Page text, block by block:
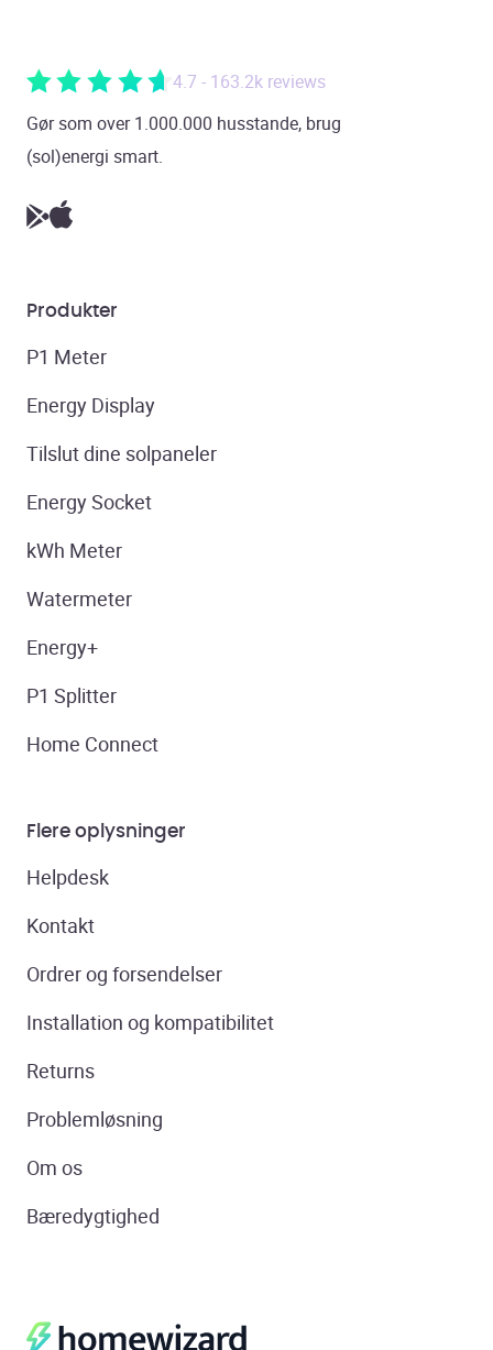
4.7 - 163.2k reviews
Gør som over 1.000.000 husstande, brug
(sol)energi smart.
Produkter
P1 Meter
Energy Display
Tilslut dine solpaneler
Energy Socket
kWh Meter
Watermeter
Energy+
P1 Splitter
Home Connect
Flere oplysninger
Helpdesk
Kontakt
Ordrer og forsendelser
Installation og kompatibilitet
Returns
Problemløsning
Om os
Bæredygtighed